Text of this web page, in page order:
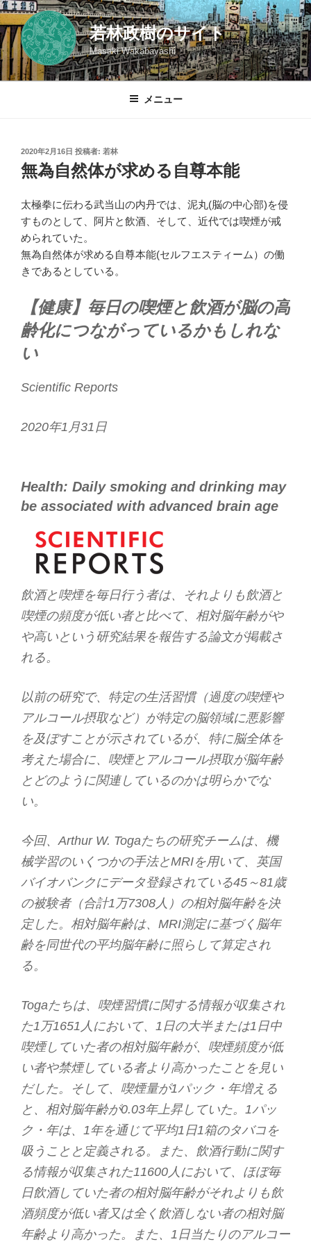
コ
ン
テ
ン
ツ
若林政樹のサイト
Masaki Wakabayashi
メニュー
投
稿
日:
2020年2月16日 投稿者: 若林
無為自然体が求める自尊本能
太極拳に伝わる武当山の内丹では、泥丸(脳の中心部)を侵
すものとして、阿片と飲酒、そして、近代では喫煙が戒
められていた。
無為自然体が求める自尊本能(セルフエスティーム）の働
きであるとしている。
【健康】毎日の喫煙と飲酒が脳の高
齢化につながっているかもしれな
い
Scientific Reports
2020年1月31日
Health: Daily smoking and drinking may
be associated with advanced brain age
飲酒と喫煙を毎日行う者は、それよりも飲酒と
喫煙の頻度が低い者と比べて、相対脳年齢がや
や高いという研究結果を報告する論文が掲載さ
れる。
以前の研究で、特定の生活習慣（過度の喫煙や
アルコール摂取など）が特定の脳領域に悪影響
を及ぼすことが示されているが、特に脳全体を
考えた場合に、喫煙とアルコール摂取が脳年齢
とどのように関連しているのかは明らかでな
い。
今回、Arthur W. Togaたちの研究チームは、機
械学習のいくつかの手法とMRIを用いて、英国
バイオバンクにデータ登録されている45～81歳
の被験者（合計1万7308人）の相対脳年齢を決
定した。相対脳年齢は、MRI測定に基づく脳年
齢を同世代の平均脳年齢に照らして算定され
る。
Togaたちは、喫煙習慣に関する情報が収集され
た1万1651人において、1日の大半または1日中
喫煙していた者の相対脳年齢が、喫煙頻度が低
い者や禁煙している者より高かったことを見い
だした。そして、喫煙量が1パック・年増える
と、相対脳年齢が0.03年上昇していた。1パッ
ク・年は、1年を通じて平均1日1箱のタバコを
吸うことと定義される。また、飲酒行動に関す
る情報が収集された11600人において、ほぼ毎
日飲酒していた者の相対脳年齢がそれよりも飲
酒頻度が低い者又は全く飲酒しない者の相対脳
年齢より高かった。また、1日当たりのアルコー